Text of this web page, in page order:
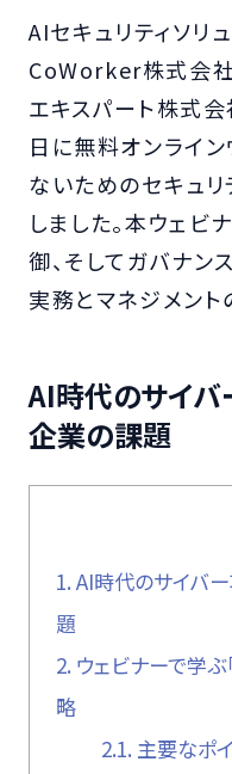
AIセキュリティソリ
CoWorker株式会社
エキスパート株式会
日に無料オンライ
ないためのセキュリ
しました。本ウェビ
御、そしてガバナン
実務とマネジメント
AI時代のサイバ
企業の課題
1. AI時代のサイバ
題
2. ウェビナーで学
略
2.1. 主要なポ